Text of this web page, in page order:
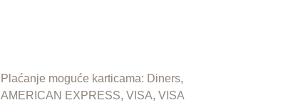
Plaćanje moguće karticama: Diners,
AMERICAN EXPRESS, VISA, VISA